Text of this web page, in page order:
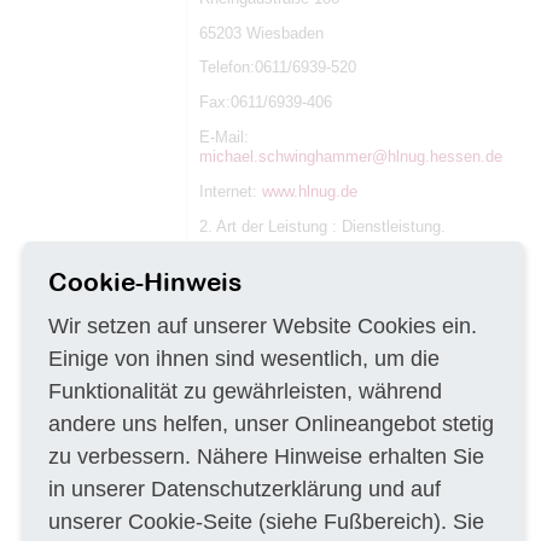
65203 Wiesbaden
Telefon:0611/6939-520
Fax:0611/6939-406
E-Mail:
michael.schwinghammer@hlnug.hessen.de
Internet: www.hlnug.de
2. Art der Leistung : Dienstleistung.
Auftraggeber: Landesmonitoring 2019 für das
Büchsenkraut (Lindernia procumbens) in
Hessen.
4. Form des Verfahrens: formloses
Bewerbungsverfahren vor freihändiger
5. Frist, bis zu der die Interessenbekundung
eingegangen sein muss: Bewerbungsfrist:
31.01.2019 12:00 Uhr.
6. Leistungsbeschreibung
Cookie-Hinweis
Wir setzen auf unserer Website Cookies ein.
Einige von ihnen sind wesentlich, um die
Funktionalität zu gewährleisten, während
andere uns helfen, unser Onlineangebot stetig
zu verbessern. Nähere Hinweise erhalten Sie
in unserer Datenschutzerklärung und auf
unserer Cookie-Seite (siehe Fußbereich). Sie